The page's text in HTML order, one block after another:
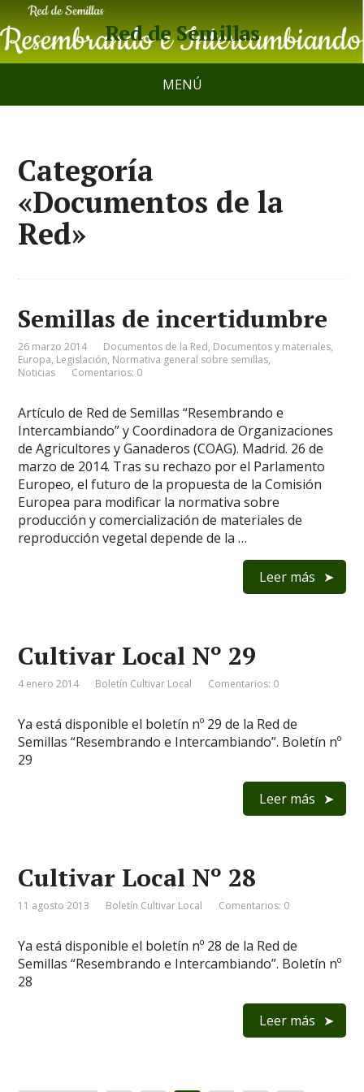
Red de Semillas
MENÚ
Categoría
«Documentos de la
Red»
Semillas de incertidumbre
26 marzo 2014 Documentos de la Red, Documentos y materiales,
Europa, Legislación, Normativa general sobre semillas,
Noticias
Comentarios: 0
Artículo de Red de Semillas “Resembrando e
Intercambiando” y Coordinadora de Organizaciones
de Agricultores y Ganaderos (COAG). Madrid. 26 de
marzo de 2014. Tras su rechazo por el Parlamento
Europeo, el futuro de la propuesta de la Comisión
Europea para modificar la normativa sobre
producción y comercialización de materiales de
reproducción vegetal depende de la …
Leer más
Cultivar Local Nº 29
4 enero 2014 Boletín Cultivar Local Comentarios: 0
Ya está disponible el boletín nº 29 de la Red de
Semillas “Resembrando e Intercambiando”. Boletín nº
29
Leer más
Cultivar Local Nº 28
11 agosto 2013 Boletín Cultivar Local Comentarios: 0
Ya está disponible el boletín nº 28 de la Red de
Semillas “Resembrando e Intercambiando”. Boletín nº
28
Leer más